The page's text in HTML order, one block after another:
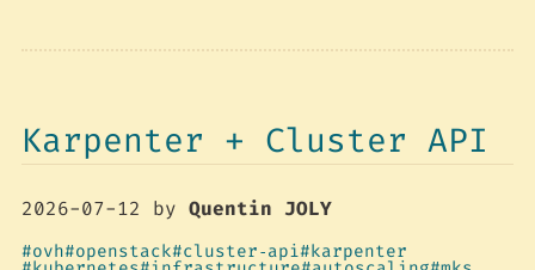
Karpenter + Cluster API
2026-07-12 by Quentin JOLY
ovh openstack cluster‑api karpenter